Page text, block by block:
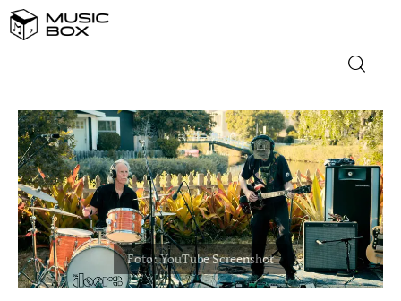
NASLOVNICA
DOMAĆA GLAZBA
STRANA GLAZBA